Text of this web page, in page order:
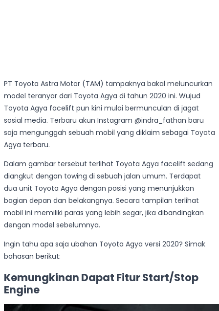
PT Toyota Astra Motor (TAM) tampaknya bakal meluncurkan
model teranyar dari Toyota Agya di tahun 2020 ini. Wujud
Toyota Agya facelift pun kini mulai bermunculan di jagat
sosial media. Terbaru akun Instagram @indra_fathan baru
saja mengunggah sebuah mobil yang diklaim sebagai Toyota
Agya terbaru.
Dalam gambar tersebut terlihat Toyota Agya facelift sedang
diangkut dengan towing di sebuah jalan umum. Terdapat
dua unit Toyota Agya dengan posisi yang menunjukkan
bagian depan dan belakangnya. Secara tampilan terlihat
mobil ini memiliki paras yang lebih segar, jika dibandingkan
dengan model sebelumnya.
Ingin tahu apa saja ubahan Toyota Agya versi 2020? Simak
bahasan berikut:
Kemungkinan Dapat Fitur Start/Stop
Engine